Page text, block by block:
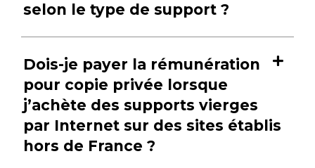
selon le type de support ?
Dois-je payer la rémunération
pour copie privée lorsque
j’achète des supports vierges
par Internet sur des sites établis
hors de France ?